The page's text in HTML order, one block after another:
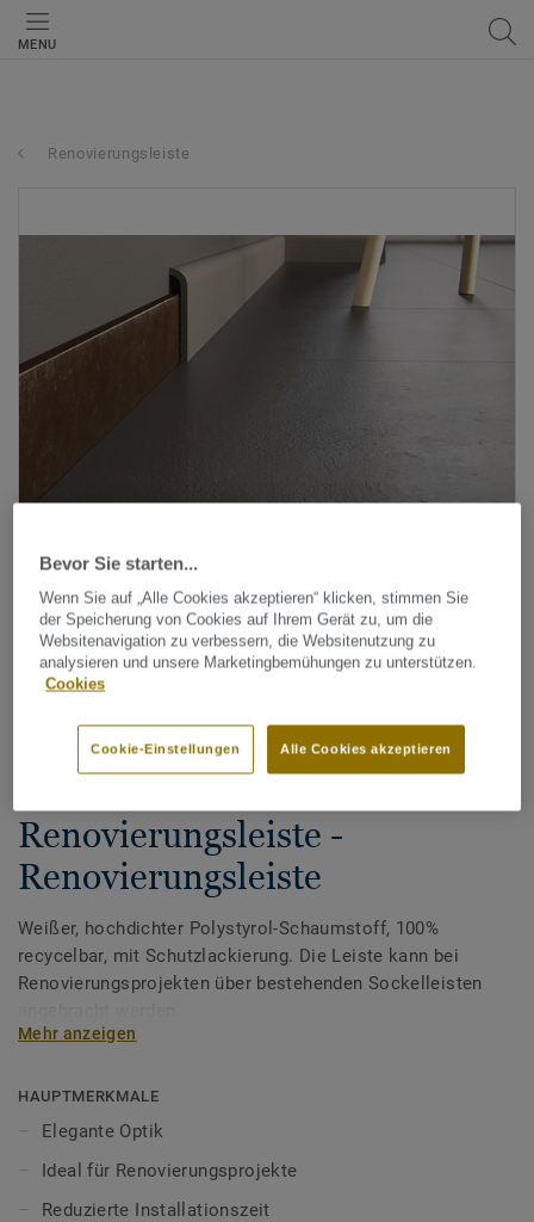
MENU
Renovierungsleiste
Renovierungsleiste -
Renovierungsleiste
Weißer, hochdichter Polystyrol-Schaumstoff, 100%
recycelbar, mit Schutzlackierung. Die Leiste kann bei
Renovierungsprojekten über bestehenden Sockelleisten
Mehr anzeigen
HAUPTMERKMALE
Elegante Optik
Ideal für Renovierungsprojekte
Reduzierte Installationszeit
Bevor Sie starten...
Wenn Sie auf „Alle Cookies akzeptieren“ klicken, stimmen Sie
der Speicherung von Cookies auf Ihrem Gerät zu, um die
Websitenavigation zu verbessern, die Websitenutzung zu
analysieren und unsere Marketingbemühungen zu unterstützen.
Cookies
Alle Cookies akzeptieren
Cookie-Einstellungen